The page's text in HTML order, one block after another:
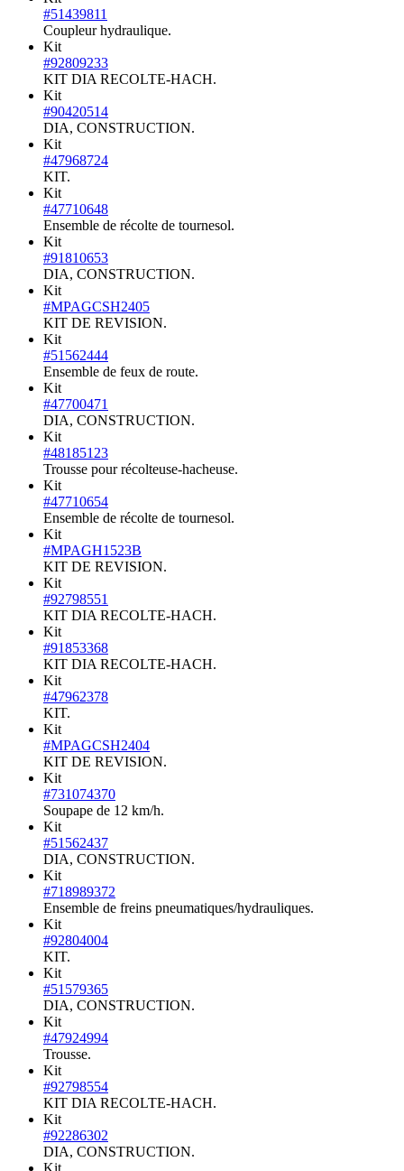
#51439811
Coupleur hydraulique.
Kit
#92809233
KIT DIA RECOLTE-HACH.
Kit
#90420514
DIA, CONSTRUCTION.
Kit
#47968724
KIT.
Kit
#47710648
Ensemble de récolte de tournesol.
Kit
#91810653
DIA, CONSTRUCTION.
Kit
#MPAGCSH2405
KIT DE REVISION.
Kit
#51562444
Ensemble de feux de route.
Kit
#47700471
DIA, CONSTRUCTION.
Kit
#48185123
Trousse pour récolteuse-hacheuse.
Kit
#47710654
Ensemble de récolte de tournesol.
Kit
#MPAGH1523B
KIT DE REVISION.
Kit
#92798551
KIT DIA RECOLTE-HACH.
Kit
#91853368
KIT DIA RECOLTE-HACH.
Kit
#47962378
KIT.
Kit
#MPAGCSH2404
KIT DE REVISION.
Kit
#731074370
Soupape de 12 km/h.
Kit
#51562437
DIA, CONSTRUCTION.
Kit
#718989372
Ensemble de freins pneumatiques/hydrauliques.
Kit
#92804004
KIT.
Kit
#51579365
DIA, CONSTRUCTION.
Kit
#47924994
Trousse.
Kit
#92798554
KIT DIA RECOLTE-HACH.
Kit
#92286302
DIA, CONSTRUCTION.